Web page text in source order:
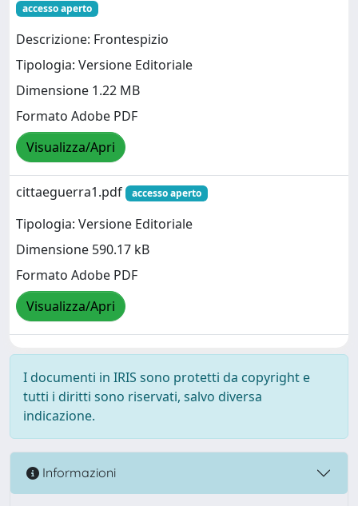
accesso aperto
Descrizione: Frontespizio
Tipologia: Versione Editoriale
Dimensione 1.22 MB
Formato Adobe PDF
Visualizza/Apri
cittaeguerra1.pdf accesso aperto
Tipologia: Versione Editoriale
Dimensione 590.17 kB
Formato Adobe PDF
Visualizza/Apri
I documenti in IRIS sono protetti da copyright e
tutti i diritti sono riservati, salvo diversa
indicazione.
Informazioni